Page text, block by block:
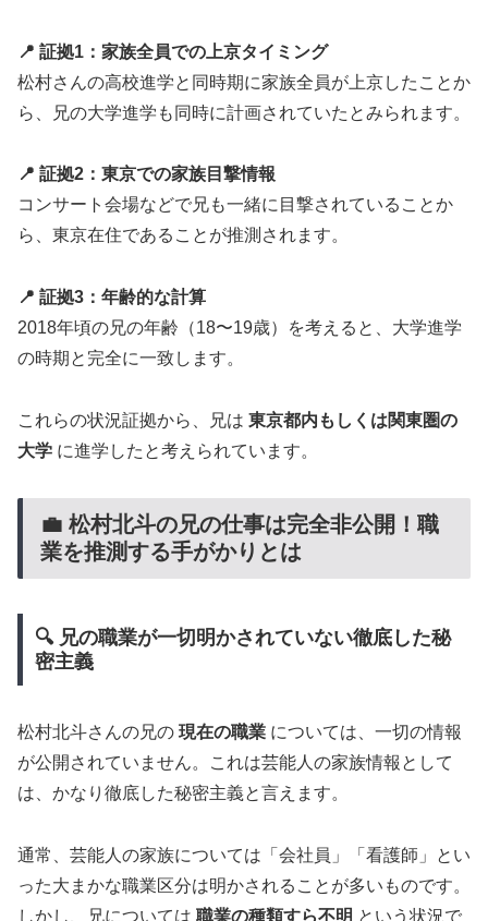
📍 証拠1：家族全員での上京タイミング
松村さんの高校進学と同時期に家族全員が上京したことか
ら、兄の大学進学も同時に計画されていたとみられます。
📍 証拠2：東京での家族目撃情報
コンサート会場などで兄も一緒に目撃されていることか
ら、東京在住であることが推測されます。
📍 証拠3：年齢的な計算
2018年頃の兄の年齢（18〜19歳）を考えると、大学進学
の時期と完全に一致します。
これらの状況証拠から、兄は 東京都内もしくは関東圏の
大学 に進学したと考えられています。
💼 松村北斗の兄の仕事は完全非公開！職
業を推測する手がかりとは
🔍 兄の職業が一切明かされていない徹底した秘
密主義
松村北斗さんの兄の 現在の職業 については、一切の情報
が公開されていません。これは芸能人の家族情報として
は、かなり徹底した秘密主義と言えます。
通常、芸能人の家族については「会社員」「看護師」とい
った大まかな職業区分は明かされることが多いものです。
しかし、兄については 職業の種類すら不明 という状況で